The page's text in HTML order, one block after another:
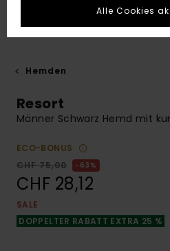
Hemden
Resort
Männer Schwarz Hemd mit
ECO-BONUS
CHF 75,00
63%
CHF 28,12
SALE
DOPPELTER RABATT EXTRA 25 %
Alle Cookies